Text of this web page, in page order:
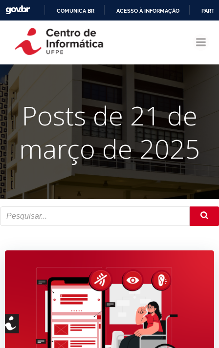
CONTEÚDO
COMUNICA BR ACESSO À INFORMAÇÃO
Posts de 21 de
março de 2025